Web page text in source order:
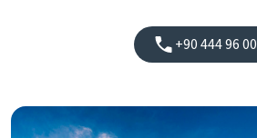
+90 444 96 00